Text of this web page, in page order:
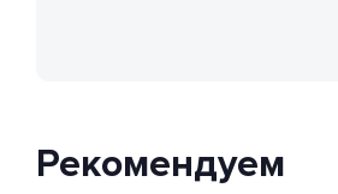
Рекомендуем